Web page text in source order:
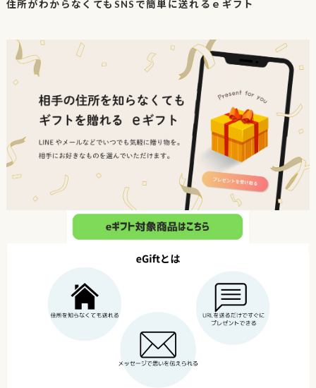
住所がわからなくてもSNSで簡単に送れるｅギフト